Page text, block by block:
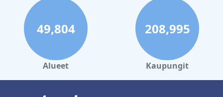
49,804
Alueet
208,995
Kaupungit